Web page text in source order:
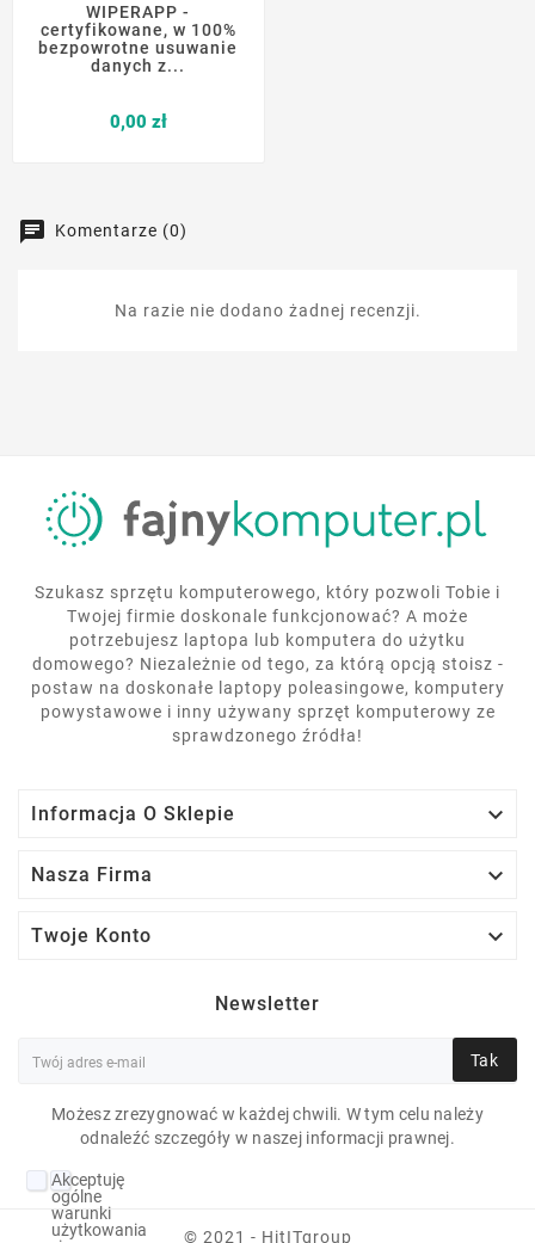
WIPERAPP -
certyfikowane, w 100%
bezpowrotne usuwanie
danych z...
0,00 złCena
Komentarze (0)
Na razie nie dodano żadnej recenzji.
Szukasz sprzętu komputerowego, który pozwoli Tobie i
Twojej firmie doskonale funkcjonować? A może
potrzebujesz laptopa lub komputera do użytku
domowego? Niezależnie od tego, za którą opcją stoisz -
postaw na doskonałe laptopy poleasingowe, komputery
powystawowe i inny używany sprzęt komputerowy ze
sprawdzonego źródła!
Informacja O Sklepie 
Nasza Firma 
Twoje Konto 
Newsletter
Tak
Możesz zrezygnować w każdej chwili. W tym celu należy
odnaleźć szczegóły w naszej informacji prawnej.
Akceptuję
ogólne
warunki
użytkowania
© 2021 - HitITgroup